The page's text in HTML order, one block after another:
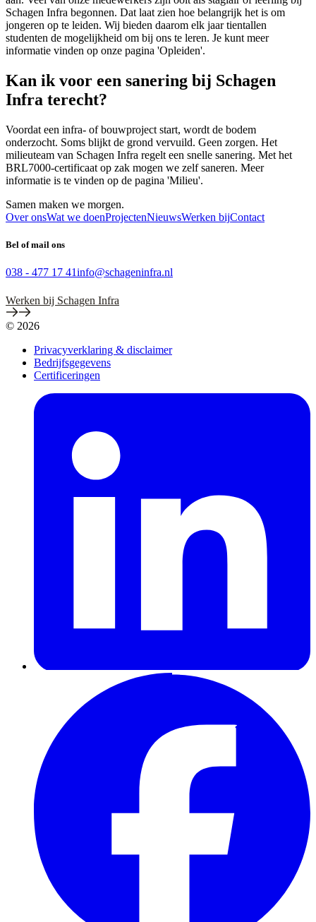
Schagen Infra begonnen. Dat laat zien hoe belangrijk het is om
jongeren op te leiden. Wij bieden daarom elk jaar tientallen
studenten de mogelijkheid om bij ons te leren. Je kunt meer
informatie vinden op onze pagina 'Opleiden'.
Kan ik voor een sanering bij Schagen
Infra terecht?
Voordat een infra- of bouwproject start, wordt de bodem
onderzocht. Soms blijkt de grond vervuild. Geen zorgen. Het
milieuteam van Schagen Infra regelt een snelle sanering. Met het
BRL7000-certificaat op zak mogen we zelf saneren. Meer
informatie is te vinden op de pagina 'Milieu'.
Samen maken we morgen.
Over onsWat we doenProjectenNieuwsWerken bijContact
Bel of mail ons
038 - 477 17 41info@schageninfra.nl
Werken bij Schagen Infra
© 2026
Privacyverklaring & disclaimer
Bedrijfsgegevens
Certificeringen